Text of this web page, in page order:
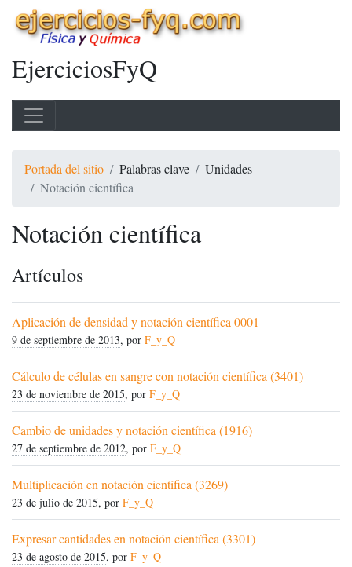
EjerciciosFyQ
Portada del sitio Palabras clave
Unidades
Notación científica
Notación científica
Artículos
Aplicación de densidad y notación científica 0001
9 de septiembre de 2013, por F_y_Q
Cálculo de células en sangre con notación científica (3401)
23 de noviembre de 2015, por F_y_Q
Cambio de unidades y notación científica (1916)
27 de septiembre de 2012, por F_y_Q
Multiplicación en notación científica (3269)
23 de julio de 2015, por F_y_Q
Expresar cantidades en notación científica (3301)
23 de agosto de 2015, por F_y_Q